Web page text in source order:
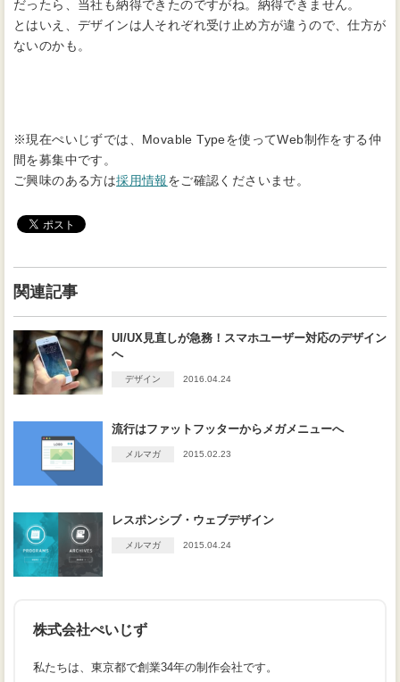
だったら、当社も納得できたのですがね。納得できません。
とはいえ、デザインは人それぞれ受け止め方が違うので、仕方が
ないのかも。
※現在ぺいじずでは、Movable Typeを使ってWeb制作をする仲
間を募集中です。
ご興味のある方は採用情報をご確認くださいませ。
関連記事
UI/UX見直しが急務！スマホユーザー対応のデザイン
へ
デザイン 2016.04.24
流行はファットフッターからメガメニューへ
メルマガ 2015.02.23
レスポンシブ・ウェブデザイン
メルマガ 2015.04.24
株式会社ぺいじず
私たちは、東京都で創業34年の制作会社です。